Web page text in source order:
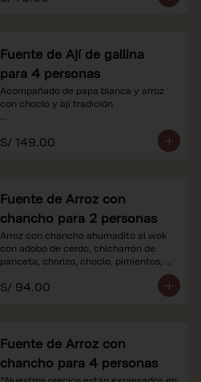
Fuente de Ají de gallina
para 4 personas
Acompañado de papa blanca y arroz
con choclo y ají tradición
*Nuestros precios están expresados en
soles e incluyen impuestos de ley y
S/ 149.00
Fuente de Arroz con
chancho para 2 personas
Arroz con chancho ahumadito al wok
con adobo de cerdo, chicharrón de
panceta, chorizo, choclo, pimientos,
*Nuestros precios están expresados en
S/ 94.00
Fuente de Arroz con
chancho para 4 personas